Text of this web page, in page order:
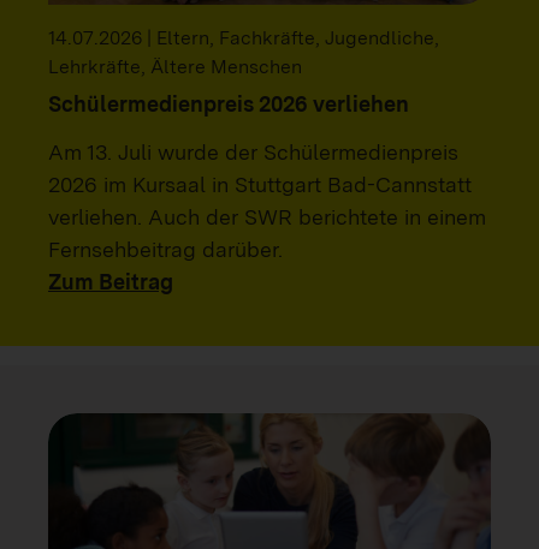
14.07.2026 | Eltern, Fachkräfte, Jugendliche,
Lehrkräfte, Ältere Menschen
Schülermedienpreis 2026 verliehen
Am 13. Juli wurde der Schülermedienpreis
2026 im Kursaal in Stuttgart Bad-Cannstatt
verliehen. Auch der SWR berichtete in einem
Fernsehbeitrag darüber.
Zum Beitrag